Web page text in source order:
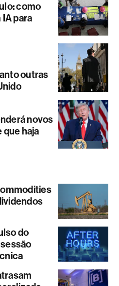
como
para
outras
novos
que haja
do